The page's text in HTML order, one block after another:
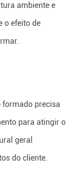
ambiente e
o efeito de
formado precisa
para atingir o
geral
do cliente.